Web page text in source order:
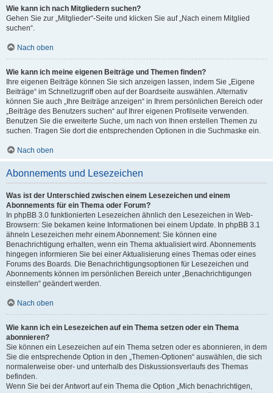
Wie kann ich nach Mitgliedern suchen?
Gehen Sie zur „Mitglieder“-Seite und klicken Sie auf „Nach einem Mitglied
suchen“.
Nach oben
Wie kann ich meine eigenen Beiträge und Themen finden?
Ihre eigenen Beiträge können Sie sich anzeigen lassen, indem Sie „Eigene
Beiträge“ im Schnellzugriff oben auf der Boardseite auswählen. Alternativ
können Sie auch „Ihre Beiträge anzeigen“ in Ihrem persönlichen Bereich oder
„Beiträge des Benutzers suchen“ auf Ihrer eigenen Profilseite verwenden.
Benutzen Sie die erweiterte Suche, um nach von Ihnen erstellen Themen zu
suchen. Tragen Sie dort die entsprechenden Optionen in die Suchmaske ein.
Nach oben
Abonnements und Lesezeichen
Was ist der Unterschied zwischen einem Lesezeichen und einem
Abonnements für ein Thema oder Forum?
In phpBB 3.0 funktionierten Lesezeichen ähnlich den Lesezeichen in Web-
Browsern: Sie bekamen keine Informationen bei einem Update. In phpBB 3.1
ähneln Lesezeichen mehr einem Abonnement: Sie können eine
Benachrichtigung erhalten, wenn ein Thema aktualisiert wird. Abonnements
hingegen informieren Sie bei einer Aktualisierung eines Themas oder eines
Forums des Boards. Die Benachrichtigungsoptionen für Lesezeichen und
Abonnements können im persönlichen Bereich unter „Benachrichtigungen
einstellen“ geändert werden.
Nach oben
Wie kann ich ein Lesezeichen auf ein Thema setzen oder ein Thema
abonnieren?
Sie können ein Lesezeichen auf ein Thema setzen oder es abonnieren, in dem
Sie die entsprechende Option in den „Themen-Optionen“ auswählen, die sich
normalerweise ober- und unterhalb des Diskussionsverlaufs des Themas
befinden.
Wenn Sie bei der Antwort auf ein Thema die Option „Mich benachrichtigen,